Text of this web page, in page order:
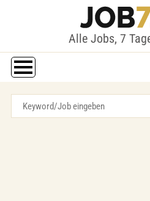
Alle Jobs, 7